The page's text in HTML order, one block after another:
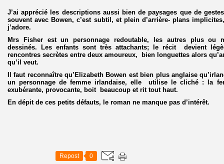
J’ai apprécié les descriptions aussi bien de paysages que de
souvent avec Bowen, c’est subtil, et plein d’arrière- plans
j’adore.
Mrs Fisher est un personnage redoutable, les autres plus ou
dessinés. Les enfants sont très attachants; le récit devient
rencontres secrètes entre deux amoureux, bien longuettes alors
qu’il veut.
Il faut reconnaître qu’Elizabeth Bowen est bien plus anglaise
un personnage de femme irlandaise, elle utilise le cliché : la
exubérante, provocante, boit beaucoup et rit tout haut.
En dépit de ces petits défauts, le roman ne manque pas d’intérêt.
Repost 0